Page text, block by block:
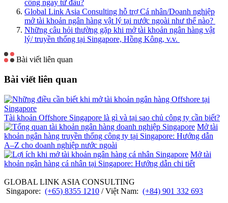
công ngay từ đầu?
Global Link Asia Consulting hỗ trợ Cá nhân/Doanh nghiệp
mở tài khoản ngân hàng vật lý tại nước ngoài như thế nào?
Những câu hỏi thường gặp khi mở tài khoản ngân hàng vật
lý/ truyền thống tại Singapore, Hồng Kông, v.v.
Bài viết liên quan
Bài viết liên quan
Tài khoản Offshore Singapore là gì và tại sao chủ công ty cần biết?
Mở tài
khoản ngân hàng truyền thống công ty tại Singapore: Hướng dẫn
A–Z cho doanh nghiệp nước ngoài
Mở tài
khoản ngân hàng cá nhân tại Singapore: Hướng dẫn chi tiết
GLOBAL LINK ASIA CONSULTING
Singapore: (+65) 8355 1210 / Việt Nam: (+84) 901 332 693